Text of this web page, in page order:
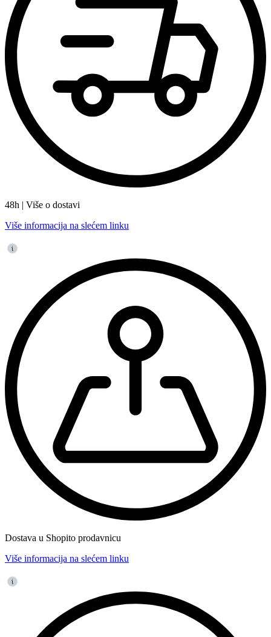
48h | Više o dostavi
Više informacija na slećem linku
Dostava u Shopito prodavnicu
Više informacija na slećem linku